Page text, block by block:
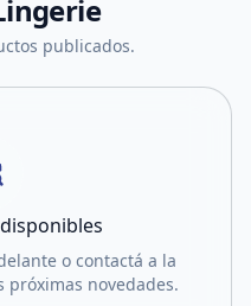
publicados.
o contactá a la
próximas novedades.